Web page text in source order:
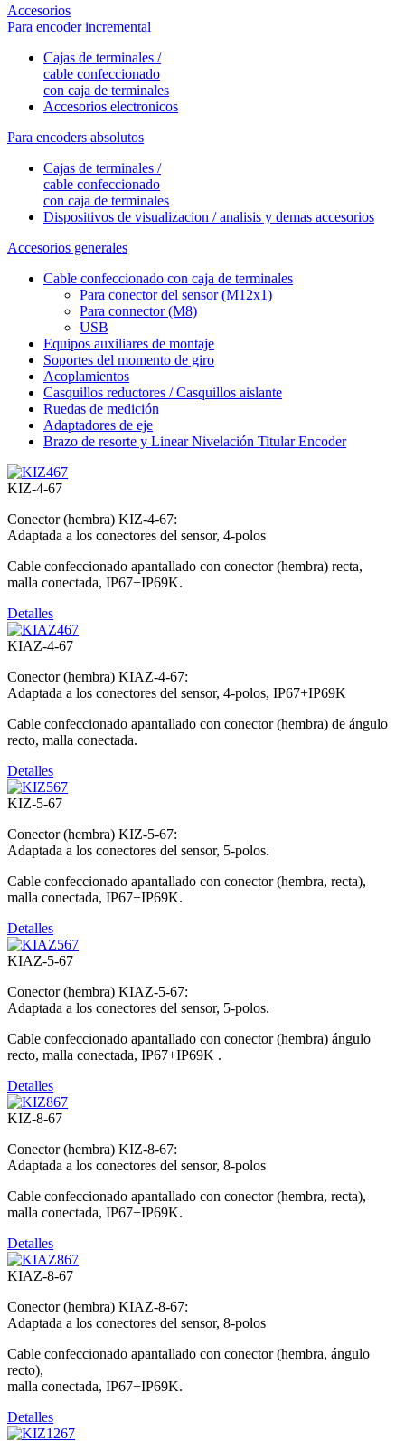
Accesorios
Para encoder incremental
Cajas de terminales /
cable confeccionado
con caja de terminales
Accesorios electronicos
Para encoders absolutos
Cajas de terminales /
cable confeccionado
con caja de terminales
Dispositivos de visualizacion / analisis y demas accesorios
Accesorios generales
Cable confeccionado con caja de terminales
Para conector del sensor (M12x1)
Para connector (M8)
USB
Equipos auxiliares de montaje
Soportes del momento de giro
Acoplamientos
Casquillos reductores / Casquillos aislante
Ruedas de medición
Adaptadores de eje
Brazo de resorte y Linear Nivelación Titular Encoder
KIZ-4-67
Conector (hembra) KIZ-4-67:
Adaptada a los conectores del sensor, 4-polos
Cable confeccionado apantallado con conector (hembra) recta,
malla conectada, IP67+IP69K.
Detalles
KIAZ-4-67
Conector (hembra) KIAZ-4-67:
Adaptada a los conectores del sensor, 4-polos, IP67+IP69K
Cable confeccionado apantallado con conector (hembra) de ángulo
recto, malla conectada.
Detalles
KIZ-5-67
Conector (hembra) KIZ-5-67:
Adaptada a los conectores del sensor, 5-polos.
Cable confeccionado apantallado con conector (hembra, recta),
malla conectada, IP67+IP69K.
Detalles
KIAZ-5-67
Conector (hembra) KIAZ-5-67:
Adaptada a los conectores del sensor, 5-polos.
Cable confeccionado apantallado con conector (hembra) ángulo
recto, malla conectada, IP67+IP69K .
Detalles
KIZ-8-67
Conector (hembra) KIZ-8-67:
Adaptada a los conectores del sensor, 8-polos
Cable confeccionado apantallado con conector (hembra, recta),
malla conectada, IP67+IP69K.
Detalles
KIAZ-8-67
Conector (hembra) KIAZ-8-67:
Adaptada a los conectores del sensor, 8-polos
Cable confeccionado apantallado con conector (hembra, ángulo
recto),
malla conectada, IP67+IP69K.
Detalles